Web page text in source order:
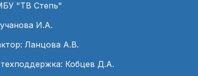
"ТВ Степь"
И.А.
Ланцова А.В.
Кобцев Д.А.